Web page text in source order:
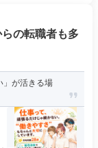
の転職者も多
」が活きる場